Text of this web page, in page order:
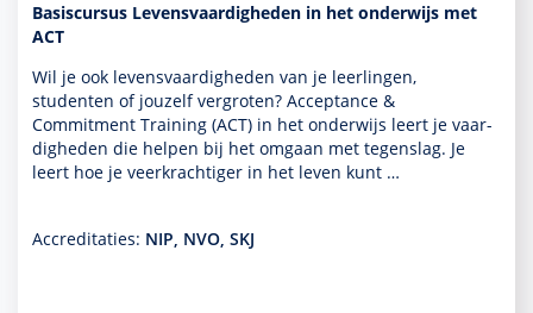
Basiscursus Levensvaardigheden in het onderwijs met
ACT
Wil je ook levensvaar­dig­heden van je leer­lingen,
studenten of jouzelf vergroten? Acceptance &
Commitment Training (ACT) in het onder­wijs leert je vaar­
dig­heden die helpen bij het omgaan met tegenslag. Je
leert hoe je veerkrachtiger in het leven kunt …
Accreditaties: NIP, NVO, SKJ